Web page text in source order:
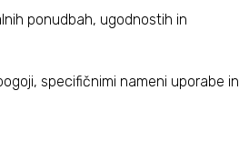
ponudbah, ugodnostih in
, specifičnimi nameni uporabe in